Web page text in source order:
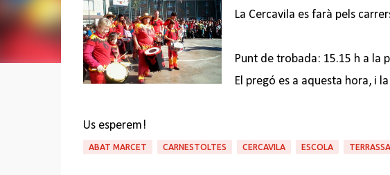
La Cercavila es farà pels
Punt de trobada: 15.15 h a la
El pregó es a aquesta hora, i
Us esperem!
ABAT MARCET CARNESTOLTES CERCAVILA ESCOLA TERRASSA